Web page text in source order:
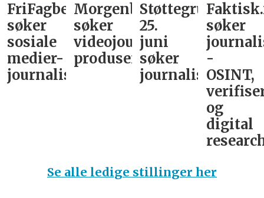
FriFagbevegelse
søker
sosiale
medier-
journalist
Morgenbladet
søker
videojournalist/podkast-
produsent
Støttegruppa
25.
juni
søker
journalist
søker
-
OSINT,
og
digital
Se alle ledige stillinger her